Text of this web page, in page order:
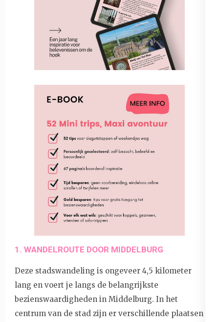
1. WANDELROUTE DOOR MIDDELBURG
Deze stadswandeling is ongeveer 4,5 kilometer
lang en voert je langs de belangrijkste
bezienswaardigheden in Middelburg. In het
centrum van de stad zijn er verschillende plaatsen